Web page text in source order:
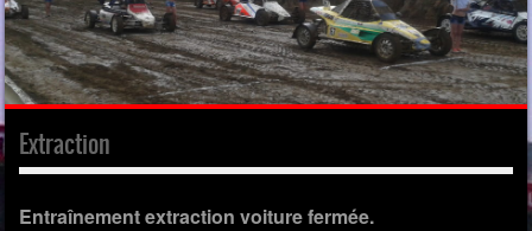
Extraction
Entraînement extraction voiture fermée.